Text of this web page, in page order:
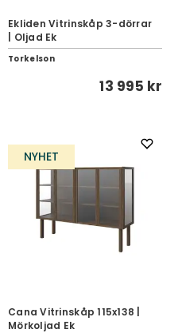
Ekliden Vitrinskåp 3-dörrar
| Oljad Ek
Torkelson
13 995 kr
NYHET
Cana Vitrinskåp 115x138 |
Mörkoljad Ek